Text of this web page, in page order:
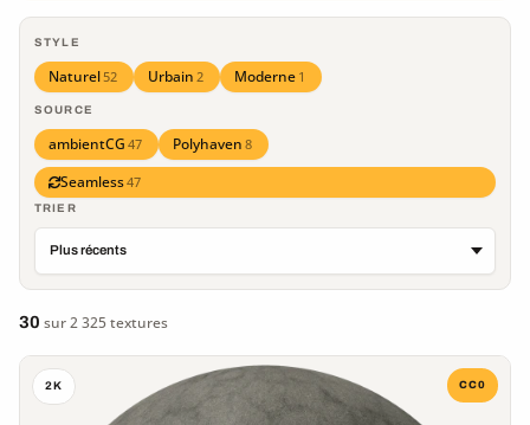
STYLE
Naturel 52 Urbain 2 Moderne 1
SOURCE
ambientCG 47 Polyhaven 8
Seamless47
TRIER
30 sur 2 325 textures
2K CC0